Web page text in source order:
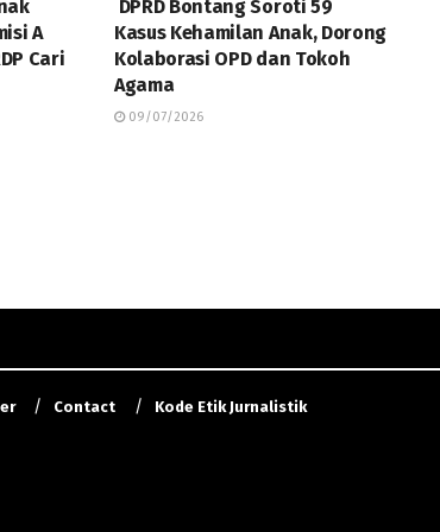
A
Cari
DPRD Bontang Soroti 59
Kasus Kehamilan Anak, Dorong
Kolaborasi OPD dan Tokoh
Agama
09/07/2026
Contact Kode Etik Jurnalistik